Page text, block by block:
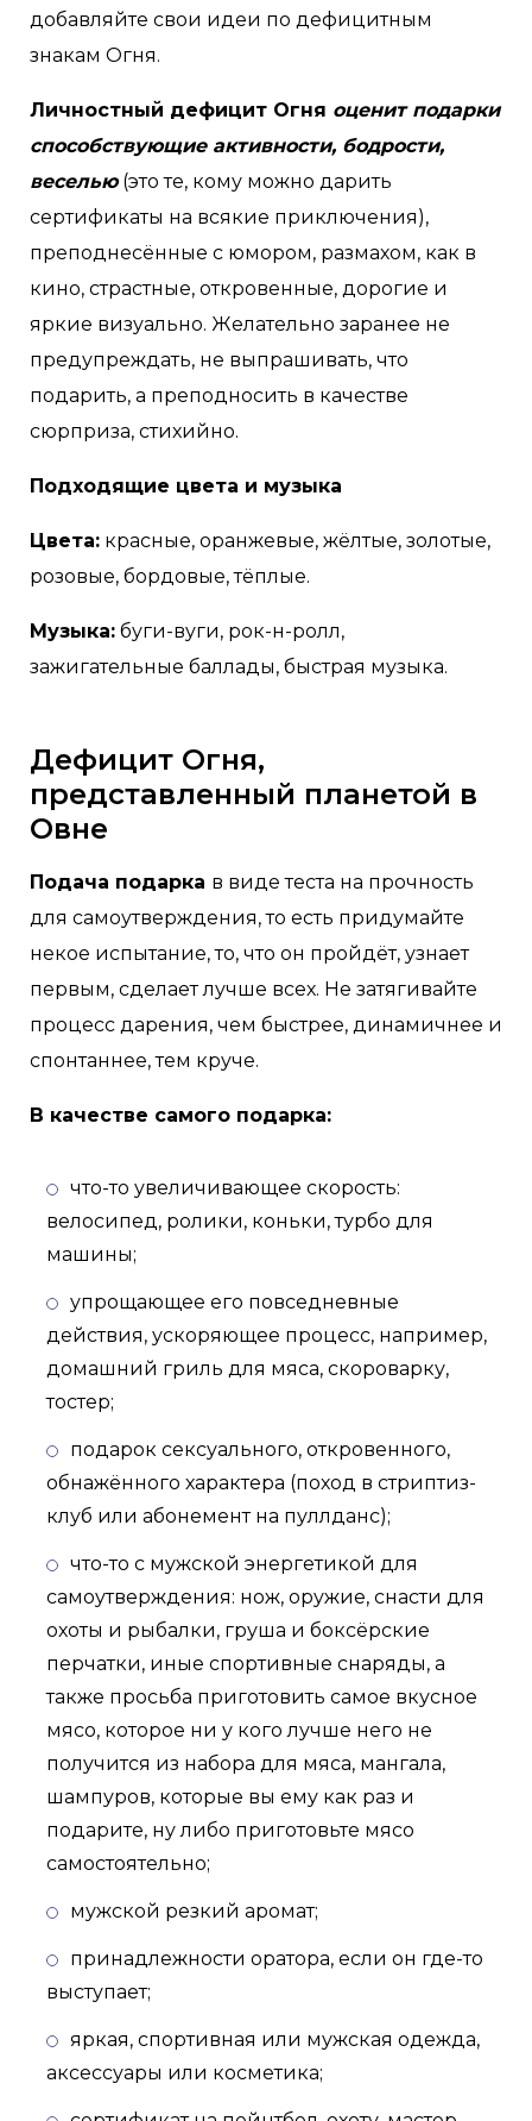
добавляйте свои идеи по дефицитным
знакам Огня.
Личностный дефицит Огня оценит подарки
способствующие активности, бодрости,
веселью(это те, кому можно дарить
сертификаты на всякие приключения),
преподнесённые с юмором, размахом, как в
кино, страстные, откровенные, дорогие и
яркие визуально. Желательно заранее не
предупреждать, не выпрашивать, что
подарить, а преподносить в качестве
сюрприза, стихийно.
Подходящие цвета и музыка
Цвета: красные, оранжевые, жёлтые, золотые,
розовые, бордовые, тёплые.
Музыка: буги-вуги, рок-н-ролл,
зажигательные баллады, быстрая музыка.
Дефицит Огня,
представленный планетой в
Овне
Подача подарка в виде теста на прочность
для самоутверждения, то есть придумайте
некое испытание, то, что он пройдёт, узнает
первым, сделает лучше всех. Не затягивайте
процесс дарения, чем быстрее, динамичнее и
спонтаннее, тем круче.
В качестве самого подарка:
что-то увеличивающее скорость:
велосипед, ролики, коньки, турбо для
машины;
упрощающее его повседневные
действия, ускоряющее процесс, например,
домашний гриль для мяса, скороварку,
тостер;
подарок сексуального, откровенного,
обнажённого характера (поход в стриптиз-
клуб или абонемент на пуллданс);
что-то с мужской энергетикой для
самоутверждения: нож, оружие, снасти для
охоты и рыбалки, груша и боксёрские
перчатки, иные спортивные снаряды, а
также просьба приготовить самое вкусное
мясо, которое ни у кого лучше него не
получится из набора для мяса, мангала,
шампуров, которые вы ему как раз и
подарите, ну либо приготовьте мясо
самостоятельно;
мужской резкий аромат;
принадлежности оратора, если он где-то
выступает;
яркая, спортивная или мужская одежда,
аксессуары или косметика;